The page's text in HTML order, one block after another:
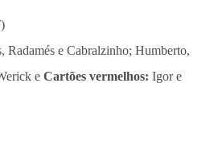
Radamés e Cabralzinho; Humberto,
e Cartões vermelhos: Igor e